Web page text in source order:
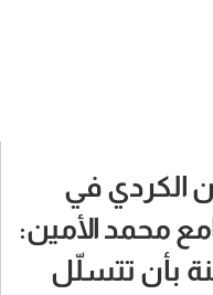
الكردي في
محمد الأمين:
بأن تتسلّل